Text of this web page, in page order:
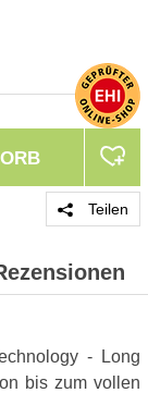
Teilen
- Long
bis zum vollen